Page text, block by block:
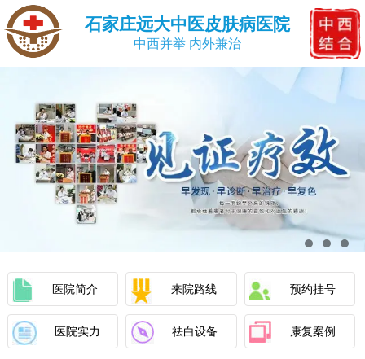
石家庄远大中医皮肤病医院
中西并举 内外兼治
医院简介 来院路线 预约挂号
医院实力 祛白设备 康复案例